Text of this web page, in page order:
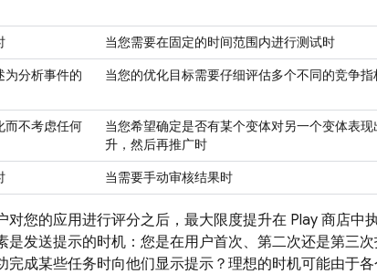
当您需要在固定的时间范围内进行测试时
为分析事件的
当您的优化目标需要仔细评估多个不同的竞争指
而不考虑任何
当您希望确定是否有某个变体对另一个变体表
升，然后再推广时
当需要手动审核结果时
对您的应用进行评分之后，最大限度提升在 Play 商店中
是发送提示的时机：您是在用户首次、第二次还是第三
完成某些任务时向他们显示提示？理想的时机可能由于